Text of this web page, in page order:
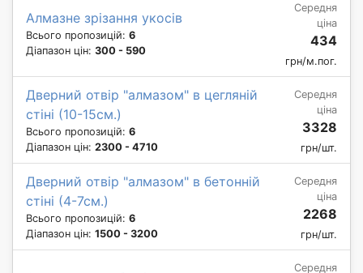
Алмазне зрізання укосів
Всього пропозицій: 6
Діапазон цін: 300 - 590
Середня
ціна
434
грн/м.пог.
Дверний отвір "алмазом" в цегляній
стіні (10-15см.)
Всього пропозицій: 6
Діапазон цін: 2300 - 4710
Середня
ціна
3328
грн/шт.
Дверний отвір "алмазом" в бетонній
стіні (4-7см.)
Всього пропозицій: 6
Діапазон цін: 1500 - 3200
Середня
ціна
2268
грн/шт.
Середня